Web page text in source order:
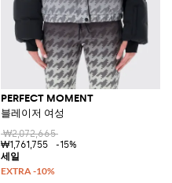
PERFECT MOMENT
블레이저 여성
₩2,072,665
₩1,761,755
-15%